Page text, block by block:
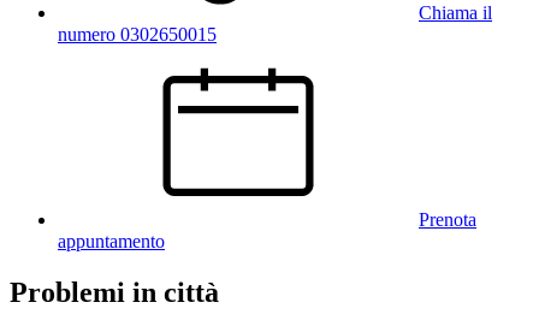
Chiama il
numero 0302650015
Prenota
appuntamento
Problemi in città